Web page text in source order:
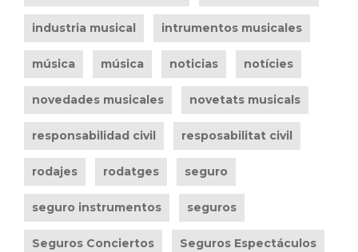
industria musical intrumentos musicales
música música noticias notícies
novedades musicales novetats musicals
responsabilidad civil resposabilitat civil
rodajes rodatges seguro
seguro instrumentos seguros
Seguros Conciertos Seguros Espectáculos